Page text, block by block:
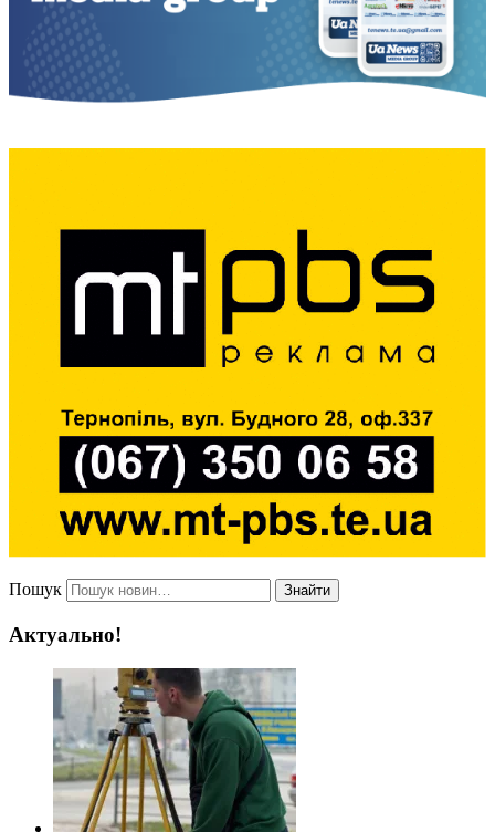
Пошук Знайти
Актуально!